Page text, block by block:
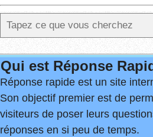
Qui est Réponse
Réponse rapide est un site
Son objectif premier est de
visiteurs de poser leurs
réponses en si peu de temps.